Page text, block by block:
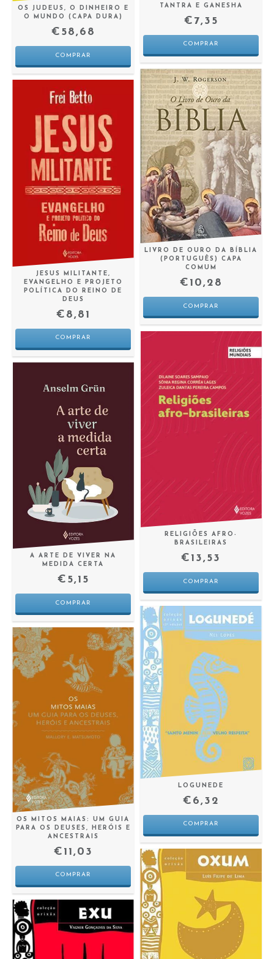
OS JUDEUS, O DINHEIRO E
O MUNDO (CAPA DURA)
€58,68
TANTRA E GANESHA
€7,35
JESUS MILITANTE,
EVANGELHO E PROJETO
POLÍTICA DO REINO DE
DEUS
€8,81
LIVRO DE OURO DA BÍBLIA
(PORTUGUÊS) CAPA
COMUM
€10,28
A ARTE DE VIVER NA
MEDIDA CERTA
€5,15
RELIGIÕES AFRO-
BRASILEIRAS
€13,53
OS MITOS MAIAS: UM GUIA
PARA OS DEUSES, HERÓIS E
ANCESTRAIS
€11,03
LOGUNEDE
€6,32